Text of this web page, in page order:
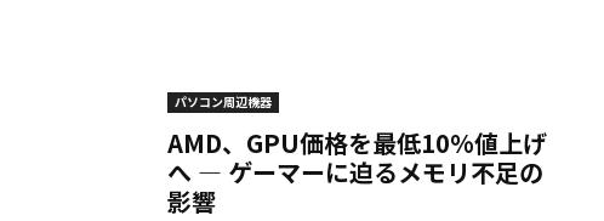
パソコン周辺機器
AMD、GPU価格を最低10%値上げ
へ — ゲーマーに迫るメモリ不足の
影響